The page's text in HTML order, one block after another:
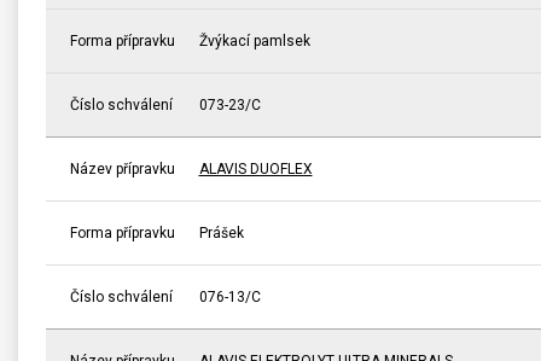
Forma přípravku Žvýkací pamlsek
Číslo schválení 073-23/C
Název přípravku ALAVIS DUOFLEX
Forma přípravku Prášek
Číslo schválení 076-13/C